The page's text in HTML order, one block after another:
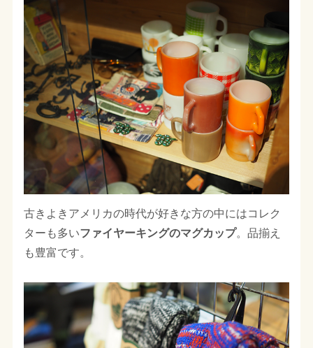
古きよきアメリカの時代が好きな方の中にはコレク
ターも多いファイヤーキングのマグカップ。品揃え
も豊富です。